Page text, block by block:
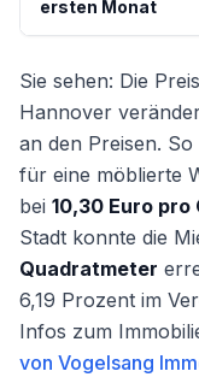
ersten Monat
Sie sehen: Die
Hannover
an den Preisen.
für eine möblierte
bei 10,30 Euro
Stadt konnte die
Quadratmeter
6,19 Prozent im
Infos zum
von Vogelsang